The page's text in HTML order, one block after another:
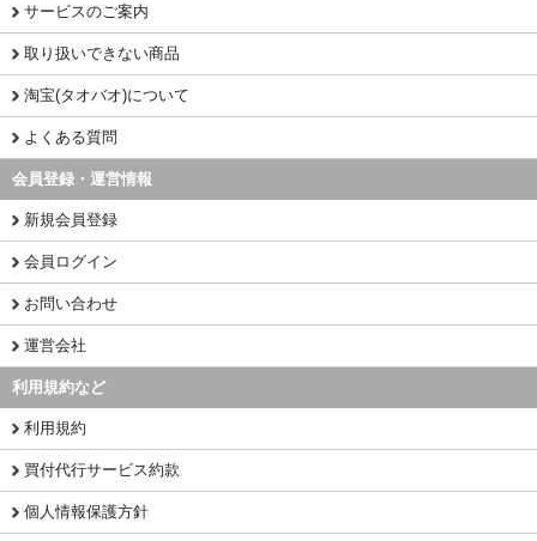
サービスのご案内
取り扱いできない商品
淘宝(タオバオ)について
よくある質問
会員登録・運営情報
新規会員登録
会員ログイン
お問い合わせ
運営会社
利用規約など
利用規約
買付代行サービス約款
個人情報保護方針